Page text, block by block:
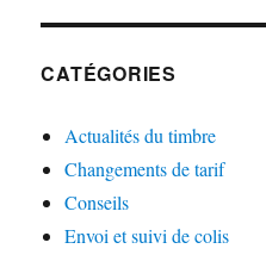
CATÉGORIES
Actualités du timbre
Changements de tarif
Conseils
Envoi et suivi de colis